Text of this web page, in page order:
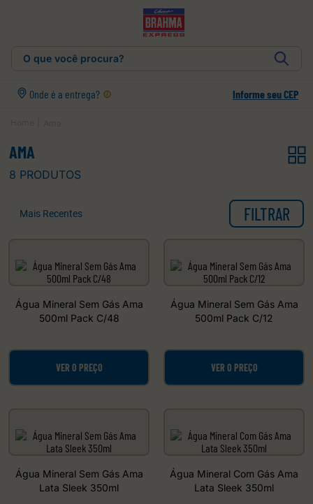
O que você procura?
Onde é a entrega? Informe seu CEP
AMA
8 PRODUTOS
Mais Recentes FILTRAR
Água Mineral Sem Gás Ama
500ml Pack C/48
VER O PREÇO
Água Mineral Sem Gás Ama
500ml Pack C/12
VER O PREÇO
Água Mineral Sem Gás Ama
Lata Sleek 350ml
Água Mineral Com Gás Ama
Lata Sleek 350ml